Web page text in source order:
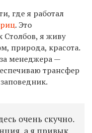
где я работал
. Это
Столбов, я живу
природа, красота.
менеджера —
трансфер
очень скучно.
а я привык